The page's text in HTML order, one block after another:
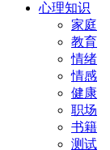
心理知识
家庭
教育
情绪
情感
健康
职场
书籍
测试